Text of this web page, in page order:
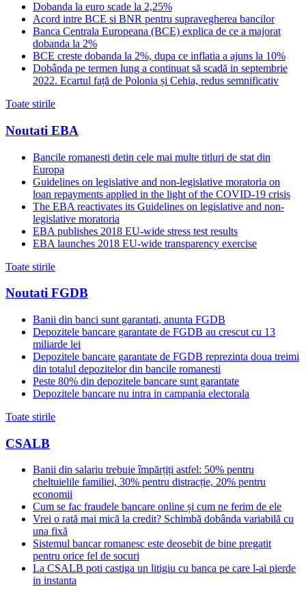
Dobanda la euro scade la 2,25%
Acord intre BCE si BNR pentru supravegherea bancilor
Banca Centrala Europeana (BCE) explica de ce a majorat
dobanda la 2%
BCE creste dobanda la 2%, dupa ce inflatia a ajuns la 10%
Dobânda pe termen lung a continuat să scadă in septembrie
2022. Ecartul față de Polonia și Cehia, redus semnificativ
Toate stirile
Noutati EBA
Bancile romanesti detin cele mai multe titluri de stat din
Europa
Guidelines on legislative and non-legislative moratoria on
loan repayments applied in the light of the COVID-19 crisis
The EBA reactivates its Guidelines on legislative and non-
legislative moratoria
EBA publishes 2018 EU-wide stress test results
EBA launches 2018 EU-wide transparency exercise
Toate stirile
Noutati FGDB
Banii din banci sunt garantati, anunta FGDB
Depozitele bancare garantate de FGDB au crescut cu 13
miliarde lei
Depozitele bancare garantate de FGDB reprezinta doua treimi
din totalul depozitelor din bancile romanesti
Peste 80% din depozitele bancare sunt garantate
Depozitele bancare nu intra in campania electorala
Toate stirile
CSALB
Banii din salariu trebuie împărțiți astfel: 50% pentru
cheltuielile familiei, 30% pentru distracție, 20% pentru
economii
Cum se fac fraudele bancare online și cum ne ferim de ele
Vrei o rată mai mică la credit? Schimbă dobânda variabilă cu
una fixă
Sistemul bancar romanesc este deosebit de bine pregatit
pentru orice fel de socuri
La CSALB poti castiga un litigiu cu banca pe care l-ai pierde
in instanta